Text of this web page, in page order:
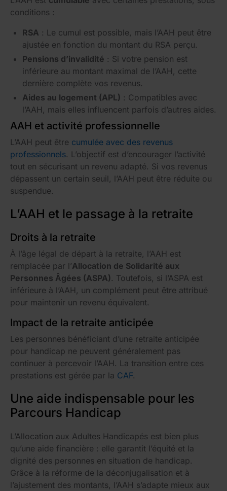
conditions :
RSA : Le cumul est possible, mais l’AAH peut être
ajustée en fonction du montant du RSA perçu.
Pensions d’invalidité : Si votre pension est
inférieure au montant maximal de l’AAH, cette
dernière complète vos revenus.
Aides au logement (APL) : Compatibles avec
l’AAH, mais elles influencent parfois d’autres aides.
AAH et activité professionnelle
L’AAH peut être cumulée avec des revenus
professionnels. L’objectif est d’encourager l’activité
tout en sécurisant un revenu adapté. Si vos revenus
dépassent un certain seuil, l’AAH peut être réduite ou
suspendue.
L’AAH et le passage à la retraite
Droits à la retraite
À l’âge légal de départ à la retraite, l’AAH est
remplacée par l’Allocation de Solidarité aux
Personnes Âgées (ASPA). Toutefois, si l’ASPA est
inférieure à l’AAH, un complément peut être attribué
pour maintenir un revenu équivalent.
Impact de la retraite anticipée
Les personnes bénéficiant d’une retraite anticipée
pour handicap ne peuvent généralement pas
continuer à percevoir l’AAH. La transition entre ces
prestations est gérée par la CAF.
Une aide indispensable pour les
Parcours Handicap
L’Allocation aux Adultes Handicapés est bien plus
qu’une aide financière : elle garantit l’équité et la
dignité des personnes en situation de handicap.
Grâce à la réforme de la déconjugalisation et à
l’ajustement des montants, l’AAH s’adapte mieux aux